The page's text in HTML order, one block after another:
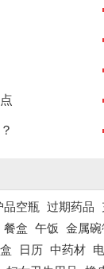
品空瓶 过期药品
餐盒 午饭 金属
日历 中药材